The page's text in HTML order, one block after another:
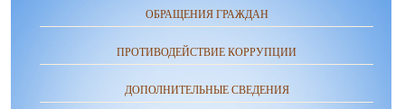
ОБРАЩЕНИЯ ГРАЖДАН
ПРОТИВОДЕЙСТВИЕ КОРРУПЦИИ
ДОПОЛНИТЕЛЬНЫЕ СВЕДЕНИЯ